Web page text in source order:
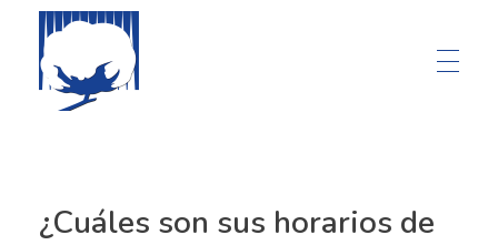
¿Cuáles son sus horarios de